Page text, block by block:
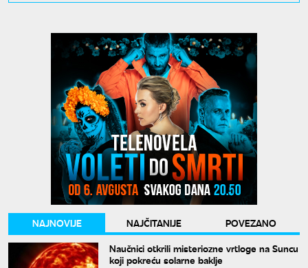
NAJNOVIJE NAJČITANIJE
POVEZANO
Naučnici otkrili misteriozne vrtloge na Suncu
koji pokreću solarne baklje